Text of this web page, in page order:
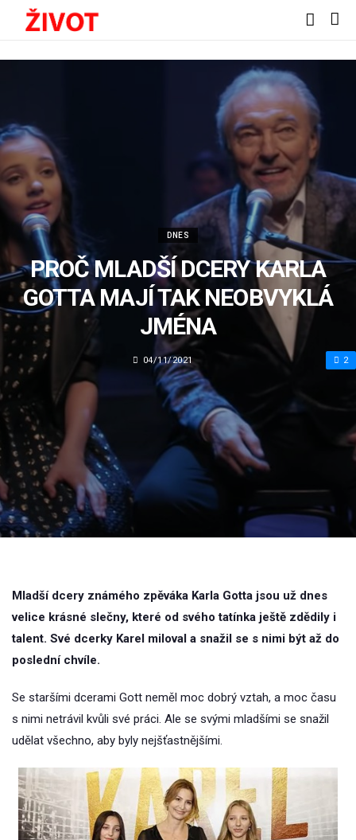
DNES
PROČ MLADŠÍ DCERY KARLA
GOTTA MAJÍ TAK NEOBVYKLÁ
JMÉNA
04/11/2021 2
Mladší dcery známého zpěváka Karla Gotta jsou už dnes
velice krásné slečny, které od svého tatínka ještě zdědily i
talent. Své dcerky Karel miloval a snažil se s nimi být až do
poslední chvíle.
Se staršími dcerami Gott neměl moc dobrý vztah, a moc času
s nimi netrávil kvůli své práci. Ale se svými mladšími se snažil
udělat všechno, aby byly nejšťastnějšími.